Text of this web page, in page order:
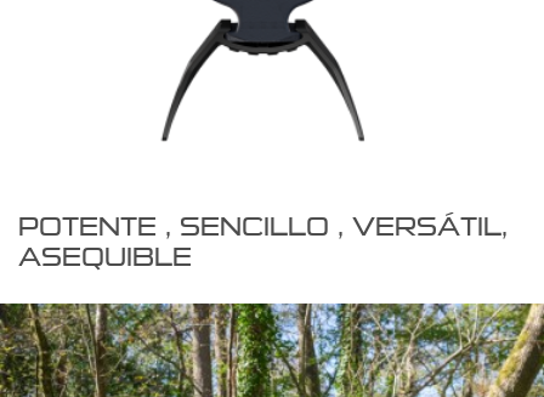
POTENTE , SENCILLO , VERSÁTIL,
ASEQUIBLE